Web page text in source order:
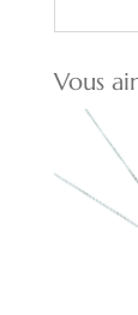
Vous